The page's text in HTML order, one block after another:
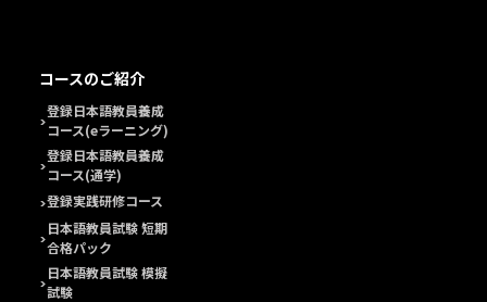
コースのご紹介
登録日本語教員養成
コース(eラーニング)
登録日本語教員養成
コース(通学)
登録実践研修コース
日本語教員試験 短期
合格パック
日本語教員試験 模擬
試験